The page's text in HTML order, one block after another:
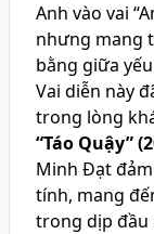
Anh vào vai
nhưng mang
bằng giữa
Vai diễn này
trong lòng
“Táo Quậy”
Minh Đạt
tính, mang
trong dịp đầu